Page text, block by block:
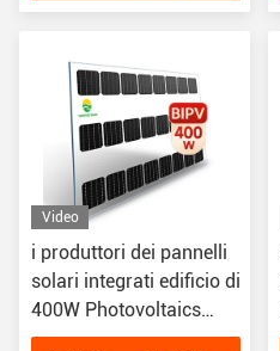
Video
i produttori dei pannelli
solari integrati edificio di
400W Photovoltaics
anneriscono lo spessore